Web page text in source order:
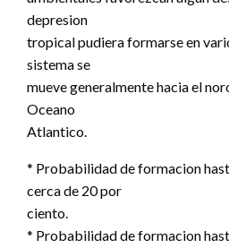
depresion
tropical pudiera formarse en
sistema se
mueve generalmente hacia el
Oceano
Atlantico.
* Probabilidad de formacion
cerca de 20 por
ciento.
* Probabilidad de formacion